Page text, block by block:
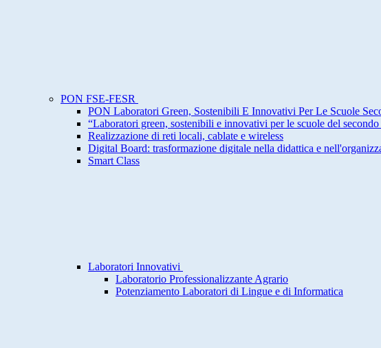
PON FSE-FESR
PON Laboratori Green, Sostenibili E Innovativi Per Le Scuole
“Laboratori green, sostenibili e innovativi per le scuole del
Realizzazione di reti locali, cablate e wireless
Digital Board: trasformazione digitale nella didattica e
Smart Class
Laboratori Innovativi
Laboratorio Professionalizzante Agrario
Potenziamento Laboratori di Lingue e di Informatica